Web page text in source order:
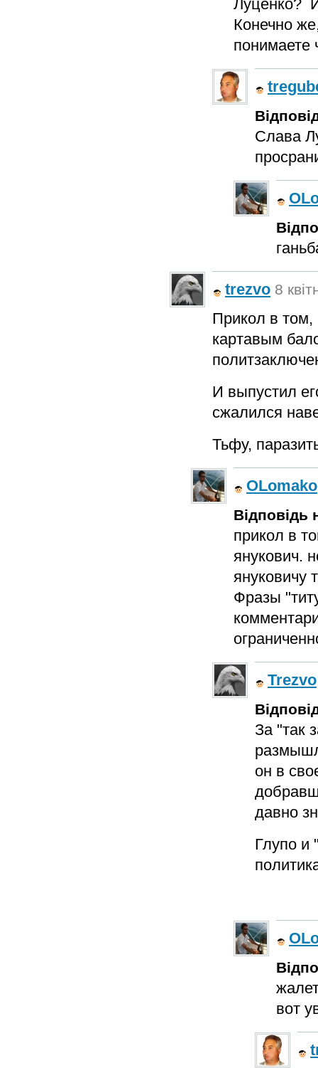
Луценко?
Конечно
понимаете
Слава
trezvo 8
Прикол в том,
картавым
И выпустил
сжалился
Тьфу,
OLomako
Відповідь
прикол в
янукович.
януковичу
Фразы
Trezvo
За "так
он в
давно
Глупо и
вот